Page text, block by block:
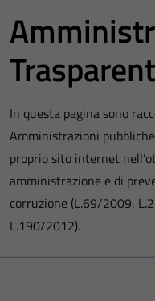
In questa pagina sono
Amministrazioni
proprio sito internet
amministrazione e di
corruzione (L.69/2009,
L.190/2012).